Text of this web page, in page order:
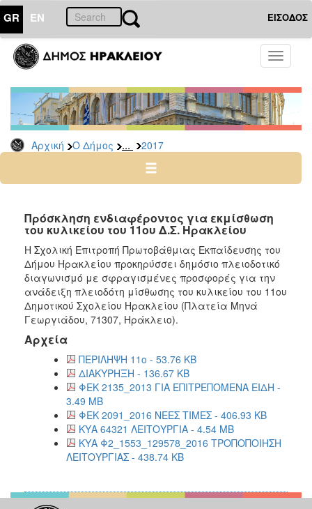
GR EN ΕΙΣΟΔΟΣ
Toggle
Αρχική Ο Δήμος ... 2017
ΔΗΜΟΣ
Διακηρύξεις
-
Δημοπρασίες
Αρχείο
2025
2023
2022
2021
2020
2019
2018
2016
2015
2013
ΤΟΠΟΣ
ΜΑΣ
Πρόσκληση ενδιαφέροντος για εκμίσθωση
του κυλικείου του 11ου Δ.Σ. Ηρακλείου
Η Σχολική Επιτροπή Πρωτοβάθμιας Εκπαίδευσης του
Δήμου Ηρακλείου προκηρύσσει δημόσιο πλειοδοτικό
διαγωνισμό με σφραγισμένες προσφορές για την
ανάδειξη πλειοδότη μίσθωσης του κυλικείου του 11ου
Δημοτικού Σχολείου Ηρακλείου (Πλατεία Μηνά
Γεωργιάδου, 71307, Ηράκλειο).
Αρχεία
ΠΕΡΙΛΗΨΗ 11ο - 53.76 KB
ΔΙΑΚΥΡΗΞΗ - 136.67 KB
ΦΕΚ 2135_2013 ΓΙΑ ΕΠΙΤΡΕΠΟΜΕΝΑ ΕΙΔΗ -
3.49 MB
ΦΕΚ 2091_2016 ΝΕΕΣ ΤΙΜΕΣ - 406.93 KB
ΚΥΑ 64321 ΛΕΙΤΟΥΡΓΙΑ - 4.54 MB
ΚΥΑ Φ2_1553_129578_2016 ΤΡΟΠΟΠΟΙΗΣΗ
ΛΕΙΤΟΥΡΓΙΑΣ - 438.74 KB